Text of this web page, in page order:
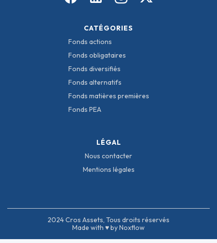
CATÉGORIES
Fonds actions
Fonds obligataires
Fonds diversifiés
Fonds alternatifs
Fonds matières premières
Fonds PEA
LÉGAL
Nous contacter
Mentions légales
2024 Cros Assets, Tous droits réservés
Made with ♥ by Noxflow